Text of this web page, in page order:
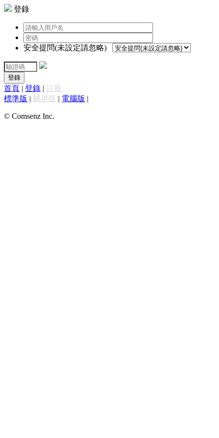
登錄
安全提問(未設定請忽略)
登錄
首頁 | 登錄 | 註冊
標準版 | 觸屏版 | 電腦版 |
© Comsenz Inc.